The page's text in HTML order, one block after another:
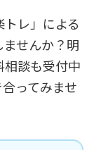
レ」による
せんか？明
談も受付中
ってみませ